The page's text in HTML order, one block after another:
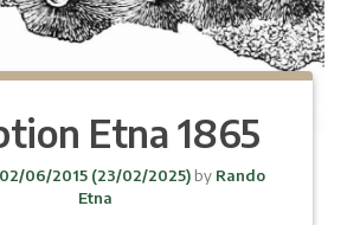
Etna 1865
02/06/2015 (23/02/2025) by Rando
Etna